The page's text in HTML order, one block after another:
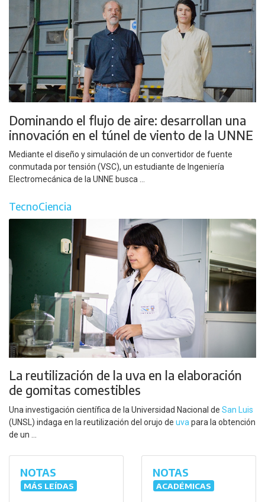
Dominando el flujo de aire: desarrollan una
innovación en el túnel de viento de la UNNE
Mediante el diseño y simulación de un convertidor de fuente
conmutada por tensión (VSC), un estudiante de Ingeniería
Electromecánica de la UNNE busca ...
TecnoCiencia
La reutilización de la uva en la elaboración
de gomitas comestibles
Una investigación científica de la Universidad Nacional de San Luis
(UNSL) indaga en la reutilización del orujo de uva para la obtención
de un ...
NOTAS
MÁS LEÍDAS
NOTAS
ACADÉMICAS